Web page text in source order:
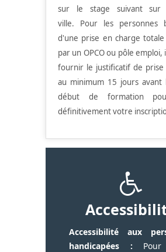
sur le stage suivant sur
ville. Pour les personnes
d'une prise en charge
par un OPCO ou pôle emploi,
fournir le justificatif de prise
au minimum 15 jours avant
début de formation
définitivement votre
Accessibilité aux
handicapées : Pour